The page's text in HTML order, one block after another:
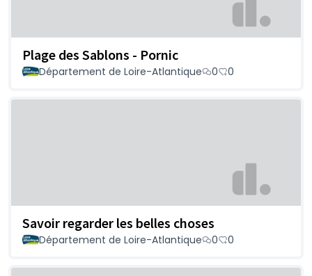
Plage des Sablons - Pornic
Département de Loire-Atlantique 0 0
Savoir regarder les belles choses
Département de Loire-Atlantique 0 0